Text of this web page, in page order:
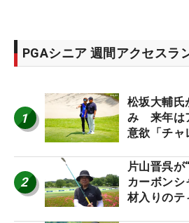
PGAシニア 週間アクセスラ
1
松坂大輔氏
み 来年は
意欲「チャ
2
片山晋呉が
カーボン
材入りのテ